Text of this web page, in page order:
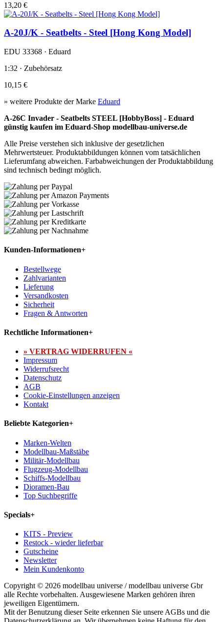
13,20 €
A-20J/K - Seatbelts - Steel [Hong Kong Model]
EDU 33368 · Eduard
1:32 · Zubehörsatz
10,15 €
» weitere Produkte der Marke Eduard
A-26C Invader - Seatbelts STEEL [HobbyBoss] - Eduard
günstig kaufen im Eduard-Shop modellbau-universe.de
Alle Preise verstehen sich inklusive der gesetzlichen
Mehrwertsteuer. Produktabbildungen können vom tatsächlichen
Lieferumfang abweichen. Farbabweichungen der Produktabbildung
sind technisch bedingt möglich.
Kunden-Informationen+
Bestellwege
Zahlvarianten
Lieferung
Versandkosten
Sicherheit
Fragen & Antworten
Rechtliche Informationen+
» VERTRAG WIDERRUFEN «
Impressum
Widerrufsrecht
Datenschutz
AGB
Cookie-Einstellungen anzeigen
Kontakt
Beliebte Kategorien+
Marken-Welten
Modellbau-Maßstäbe
Militär-Modellbau
Flugzeug-Modellbau
Schiffs-Modellbau
Dioramen-Bau
Top Suchbegriffe
Specials+
KITS - Preview
Restock - wieder lieferbar
Gutscheine
Newsletter
Mein Kundenkonto
Copyright © 2026 modellbau universe / modellbau universe Gbr
alle Rechte vorbehalten. Ausgewiesene Marken gehören ihren
jeweiligen Eigentümern.
Mit der Benutzung dieser Seite erkennen Sie unsere AGBs und die